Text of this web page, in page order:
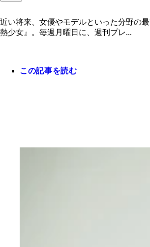
近い将来、女優やモデルといった分野の
熱少女』。毎週月曜日に、週刊プレ...
この記事を読む